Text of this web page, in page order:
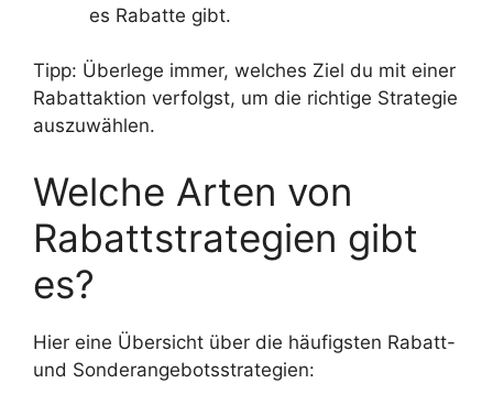
es Rabatte gibt.
Tipp: Überlege immer, welches Ziel du mit einer
Rabattaktion verfolgst, um die richtige Strategie
auszuwählen.
Welche Arten von
Rabattstrategien gibt
es?
Hier eine Übersicht über die häufigsten Rabatt-
und Sonderangebotsstrategien: